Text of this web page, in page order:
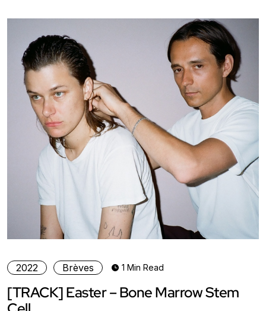
2022 Brèves 1 Min Read
[TRACK] Easter – Bone Marrow Stem